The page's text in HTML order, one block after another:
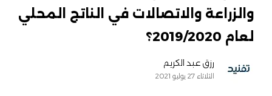
والزراعة والاتصالات في الناتج المحلي
لعام 2019/2020؟
رزق عبد الكريم
الثلاثاء 27 يوليو 2021